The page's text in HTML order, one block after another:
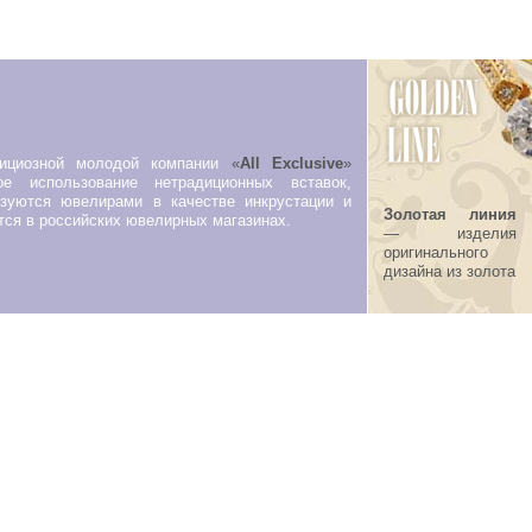
молодой компании «All Exclusive»
использование нетрадиционных вставок,
ювелирами в качестве инкрустации и
в российских ювелирных магазинах.
Золотая линия
— изделия
оригинального
дизайна из золота